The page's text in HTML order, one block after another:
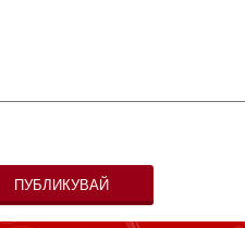
ПУБЛИКУВАЙ